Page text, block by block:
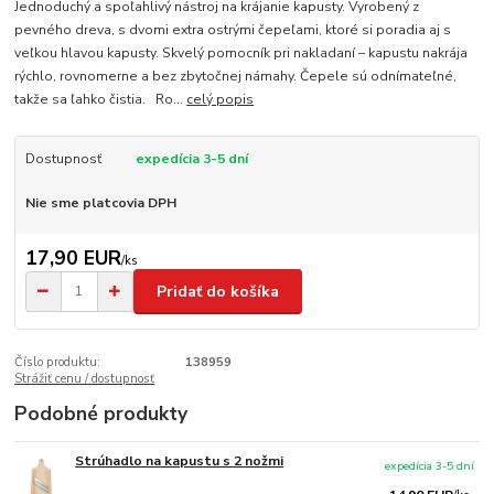
Jednoduchý a spoľahlivý nástroj na krájanie kapusty. Vyrobený z
pevného dreva, s dvomi extra ostrými čepeľami, ktoré si poradia aj s
veľkou hlavou kapusty. Skvelý pomocník pri nakladaní – kapustu nakrája
rýchlo, rovnomerne a bez zbytočnej námahy. Čepele sú odnímateľné,
takže sa ľahko čistia. Ro... celý popis
Dostupnosť expedícia 3-5 dní
Nie sme platcovia DPH
17,90 EUR/ks
Pridať do košíka
Číslo produktu:
138959
Strážiť cenu / dostupnosť
Podobné produkty
Strúhadlo na kapustu s 2 nožmi
expedícia 3-5 dní